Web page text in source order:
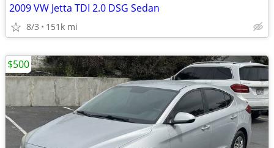
2009 VW Jetta TDI 2.0 DSG Sedan
8/3 151k mi
$500